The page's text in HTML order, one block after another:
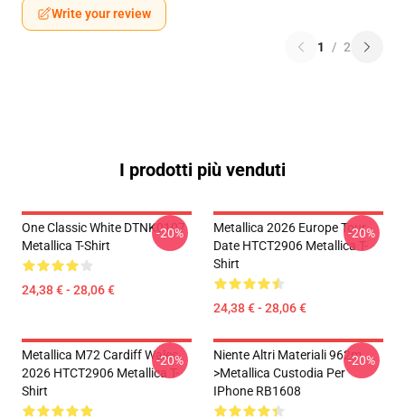
Write your review
1 / 2
I prodotti più venduti
One Classic White DTNK0107
Metallica T-Shirt
24,38 € - 28,06 €
-20%
Metallica 2026 Europe Tour
Date HTCT2906 Metallica T-
Shirt
24,38 € - 28,06 €
-20%
Metallica M72 Cardiff Wales
2026 HTCT2906 Metallica T-
Shirt
-20%
Niente Altri Materiali 962m
>metallica Custodia Per
IPhone RB1608
-20%